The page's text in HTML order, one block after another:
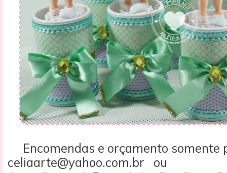
Encomendas e orçamento
celiaarte@yahoo.com.br ou